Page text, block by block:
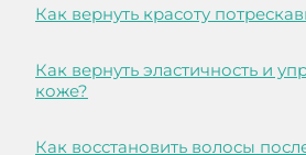
Как вернуть красоту
Как вернуть эластичность и
коже?
Как восстановить волосы